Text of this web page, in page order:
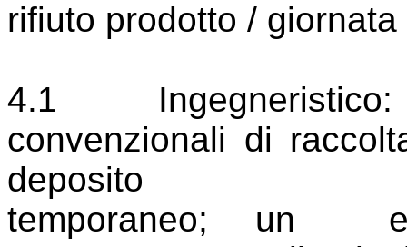
rifiuto prodotto /
4.1
Ingegneristico:
convenzionali di
deposito
temporaneo; un